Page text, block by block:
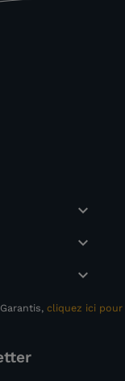



cliquez ici pour